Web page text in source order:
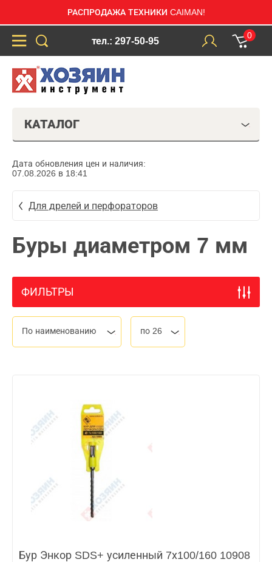
РАСПРОДАЖА ТЕХНИКИ CAIMAN!
тел.: 297-50-95
0
КАТАЛОГ
Дата обновления цен и наличия:
07.08.2026 в 18:41
Для дрелей и перфораторов
Буры диаметром 7 мм
ФИЛЬТРЫ
По наименованию по 26
Бур Энкор SDS+ усиленный 7х100/160 10908